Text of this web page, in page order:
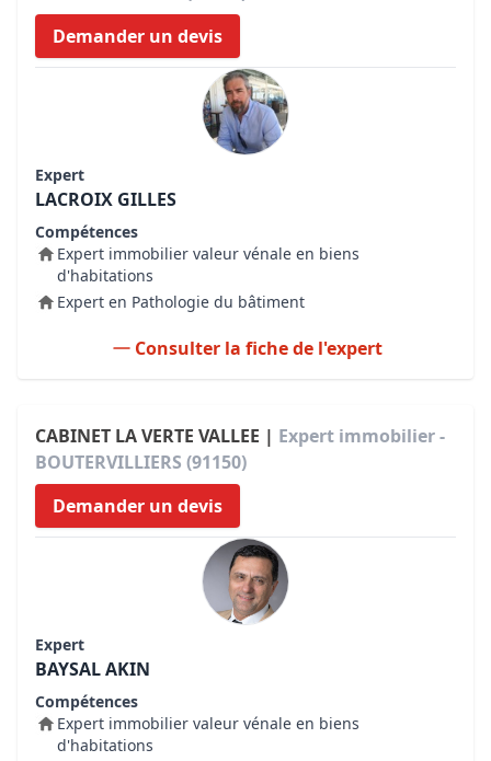
Demander un devis
Expert
LACROIX GILLES
Compétences
Expert immobilier valeur vénale en biens
d'habitations
Expert en Pathologie du bâtiment
Consulter la fiche de l'expert
CABINET LA VERTE VALLEE | Expert immobilier -
BOUTERVILLIERS (91150)
Demander un devis
Expert
BAYSAL AKIN
Compétences
Expert immobilier valeur vénale en biens
d'habitations